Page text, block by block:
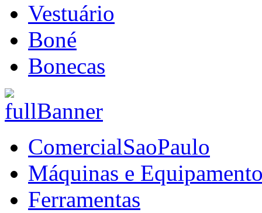
Vestuário
Boné
Bonecas
ComercialSaoPaulo
Máquinas e
Ferramentas